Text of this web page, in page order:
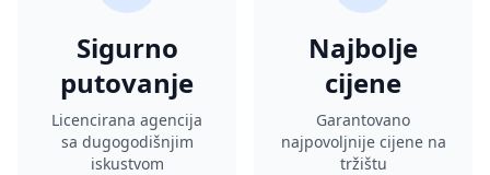
Sigurno
putovanje
Licencirana agencija
sa dugogodišnjim
iskustvom
Najbolje
cijene
Garantovano
najpovoljnije cijene na
tržištu